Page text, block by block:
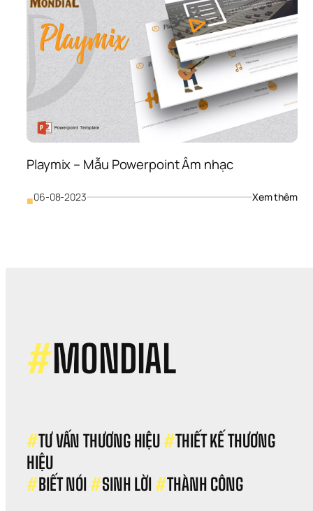
Playmix – Mẫu Powerpoint Âm nhạc
■06-08-2023 Xem thêm:
#MONDIAL
#TƯ VẤN THƯƠNG HIỆU #THIẾT KẾ THƯƠNG
HIỆU
#BIẾT NÓI #SINH LỜI #THÀNH CÔNG